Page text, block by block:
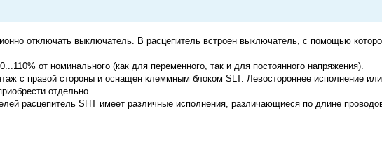
отключать выключатель. В расцепитель встроен выключатель, с помощью
от номинального (как для переменного, так и для постоянного напряжения).
с правой стороны и оснащен клеммным блоком SLT. Левостороннее исполнение
отдельно.
расцепитель SHT имеет различные исполнения, различающиеся по длине